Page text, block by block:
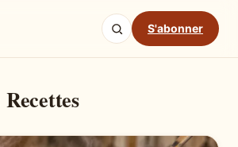
S'abonner
Recettes